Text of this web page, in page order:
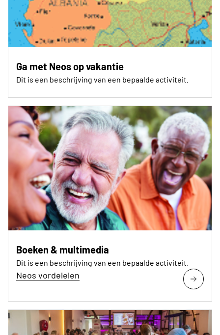
Ga met Neos op vakantie
Dit is een beschrijving van een bepaalde activiteit.
Boeken & multimedia
Dit is een beschrijving van een bepaalde activiteit.
Neos vordelelen